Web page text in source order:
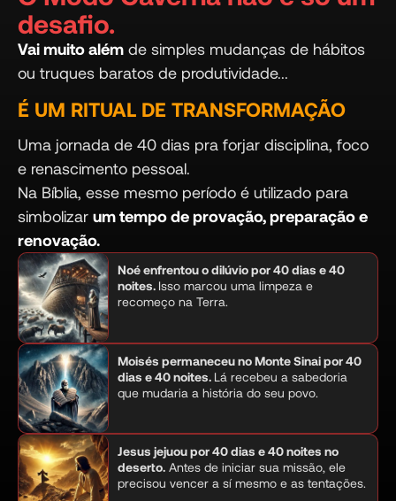
desafio.
Vai muito além de simples mudanças de hábitos
ou truques baratos de produtividade...
É UM RITUAL DE TRANSFORMAÇÃO
Uma jornada de 40 dias pra forjar disciplina, foco
e renascimento pessoal.
Na Bíblia, esse mesmo período é utilizado para
simbolizar um tempo de provação, preparação e
renovação.
Noé enfrentou o dilúvio por 40 dias e 40
noites. Isso marcou uma limpeza e
recomeço na Terra.
Moisés permaneceu no Monte Sinai por 40
dias e 40 noites. Lá recebeu a sabedoria
que mudaria a história do seu povo.
Jesus jejuou por 40 dias e 40 noites no
deserto.Antes de iniciar sua missão, ele
precisou vencer a sí mesmo e as tentações.